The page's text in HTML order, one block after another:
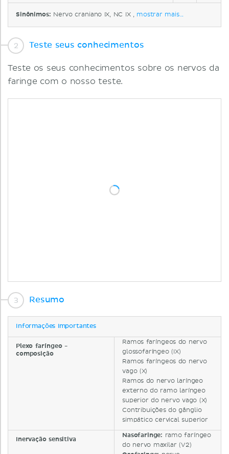
Sinônimos: Nervo craniano IX, NC IX , mostrar mais...
Teste seus conhecimentos
Teste os seus conhecimentos sobre os nervos da
faringe com o nosso teste.
Resumo
Informações importantes
Plexo faríngeo -
composição
Ramos faríngeos do nervo
glossofaríngeo (IX)
Ramos faríngeos do nervo
vago (X)
Ramos do nervo laríngeo
externo do ramo laríngeo
superior do nervo vago (X)
Contribuições do gânglio
simpático cervical superior
Inervação sensitiva
Nasofaringe: ramo faríngeo
do nervo maxilar (V2)